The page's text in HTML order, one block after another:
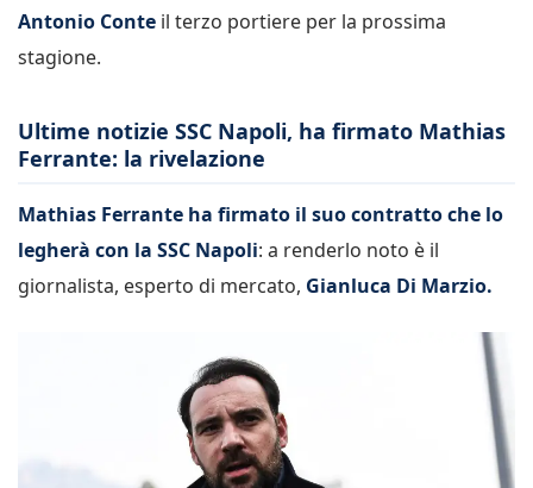
Antonio Conte il terzo portiere per la prossima
stagione.
Ultime notizie SSC Napoli, ha firmato Mathias
Ferrante: la rivelazione
Mathias Ferrante ha firmato il suo contratto che lo
legherà con la SSC Napoli: a renderlo noto è il
giornalista, esperto di mercato, Gianluca Di Marzio.